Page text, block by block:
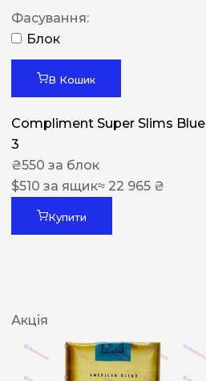
Фасування:
Блок
В Кошик
Compliment Super Slims Blue
3
₴550 за блок
$510 за ящик≈ 22 965 ₴
Купити
Акція